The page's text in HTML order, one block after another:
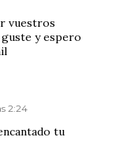
vuestros
y espero
2:24
tu